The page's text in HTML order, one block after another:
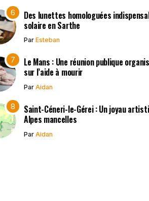
Des lunettes homologuées
solaire en Sarthe
Par Esteban
Le Mans : Une réunion publique
sur l’aide à mourir
Par Aidan
Saint-Céneri-le-Gérei : Un joyau
Alpes mancelles
Par Aidan